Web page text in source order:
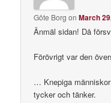
Göte Borg onMarch
Änmäl sidan! Då
Förövrigt var den
… Knepiga
tycker och tänker.